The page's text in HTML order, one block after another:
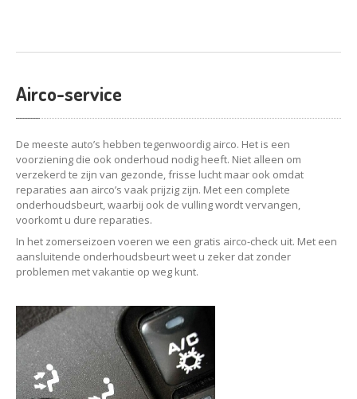
Airco-service
De meeste auto’s hebben tegenwoordig airco. Het is een
voorziening die ook onderhoud nodig heeft. Niet alleen om
verzekerd te zijn van gezonde, frisse lucht maar ook omdat
reparaties aan airco’s vaak prijzig zijn. Met een complete
onderhoudsbeurt, waarbij ook de vulling wordt vervangen,
voorkomt u dure reparaties.
In het zomerseizoen voeren we een gratis airco-check uit. Met een
aansluitende onderhoudsbeurt weet u zeker dat zonder
problemen met vakantie op weg kunt.